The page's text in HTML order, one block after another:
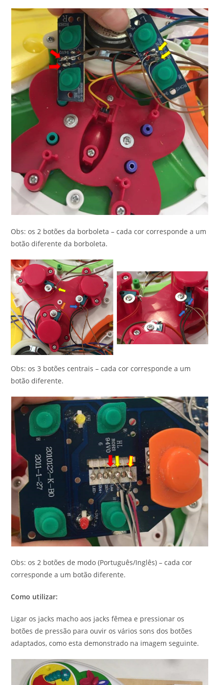
Obs: os 2 botões da borboleta – cada cor corresponde a um
botão diferente da borboleta.
Obs: os 3 botões centrais – cada cor corresponde a um
botão diferente.
Obs: os 2 botões de modo (Português/Inglês) – cada cor
corresponde a um botão diferente.
Como utilizar:
Ligar os jacks macho aos jacks fêmea e pressionar os
botões de pressão para ouvir os vários sons dos botões
adaptados, como esta demonstrado na imagem seguinte.